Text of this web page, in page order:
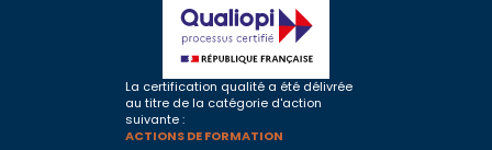
La certification qualité a été délivrée
au titre de la catégorie d'action
suivante :
ACTIONS DE FORMATION